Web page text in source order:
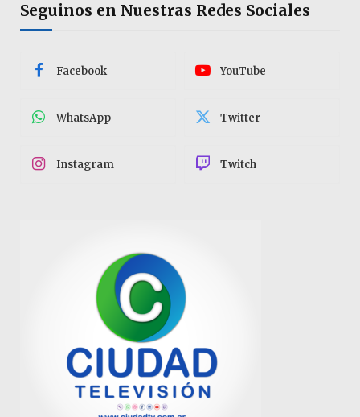
Seguinos en Nuestras Redes Sociales
Facebook YouTube
WhatsApp Twitter
Instagram Twitch